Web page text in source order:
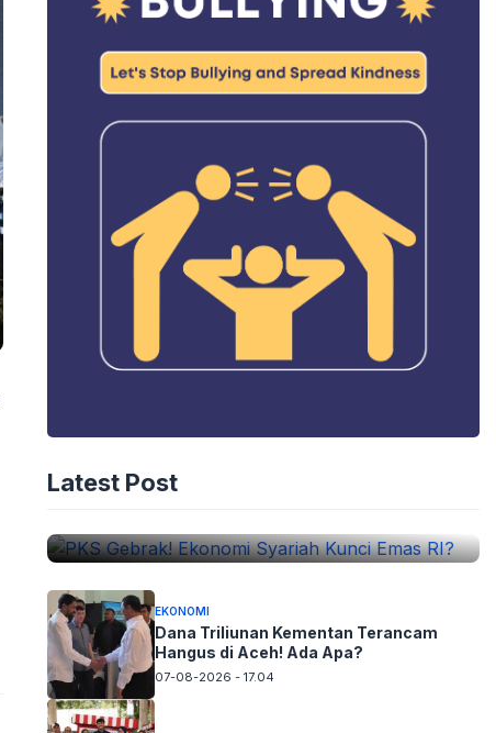
Latest Post
EKONOMI
Emas RI?
EKONOMI
Dana Triliunan Kementan Terancam
Hangus di Aceh! Ada Apa?
07-08-2026 - 17.04